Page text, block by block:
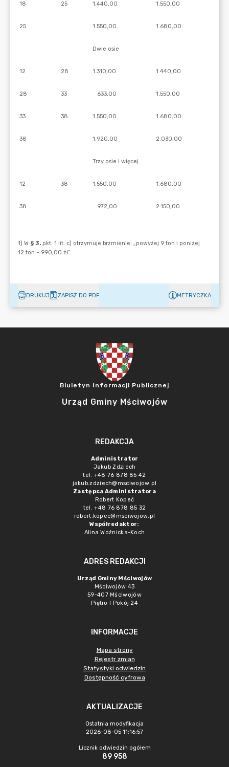
DRUKUJ ZAPISZ DO PDF METRYCZKA
Biuletyn Informacji Publicznej
Urząd Gminy Mściwojów
REDAKCJA
Administrator
Jakub Zdziech
tel. +48 76 878 85 42
jakub.zdziech@msciwojow.pl
Zastępca Administratora
Robert Kopeć
tel. +48 76 878 85 32
robert.kopec@msciwojow.pl
Współredaktor:
Alina Woźnicka-Koch
ADRES REDAKCJI
Urząd Gminy Mściwojów
Mściwojów 43
59-407 Mściwojów
Piętro I Pokój 24
INFORMACJE
Mapa strony
Rejestr zmian
Statystyki odwiedzin
Dostępność cyfrowa
AKTUALIZACJE
Ostatnia modyfikacja
2026-08-05 11:16:57
Licznik odwiedzin ogółem
89 958